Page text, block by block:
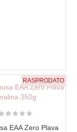
RASPRODATO
★ ★ ★ ★
EAA Zero Plava